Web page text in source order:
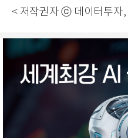
< 저작권자 ⓒ 데이터투자,